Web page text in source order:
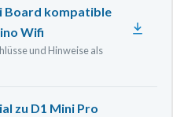
Board kompatible
Wifi
und Hinweise als
zu D1 Mini Pro